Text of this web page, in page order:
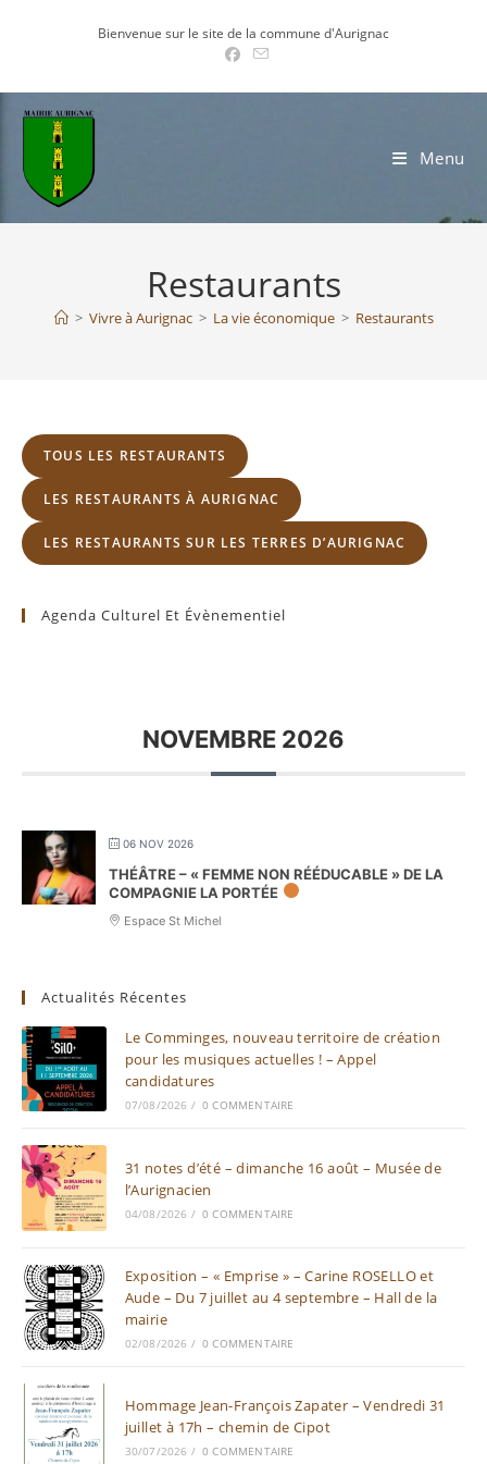
Bienvenue sur le site de la commune d'Aurignac
Menu
Restaurants
> Vivre à Aurignac > La vie économique > Restaurants
TOUS LES RESTAURANTS
LES RESTAURANTS À AURIGNAC
LES RESTAURANTS SUR LES TERRES D’AURIGNAC
Agenda Culturel Et Évènementiel
NOVEMBRE 2026
06 NOV 2026
THÉÂTRE – « FEMME NON RÉÉDUCABLE » DE LA
COMPAGNIE LA PORTÉE
Espace St Michel
Actualités Récentes
Le Comminges, nouveau territoire de création
pour les musiques actuelles ! – Appel
candidatures
07/08/2026 / 0 COMMENTAIRE
31 notes d’été – dimanche 16 août – Musée de
l’Aurignacien
04/08/2026 / 0 COMMENTAIRE
Exposition – « Emprise » – Carine ROSELLO et
Aude – Du 7 juillet au 4 septembre – Hall de la
mairie
02/08/2026 / 0 COMMENTAIRE
Hommage Jean-François Zapater – Vendredi 31
juillet à 17h – chemin de Cipot
30/07/2026 / 0 COMMENTAIRE